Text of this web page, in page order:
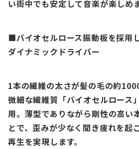
い街中でも安定して音楽が楽しめま
■バイオセルロース振動板を採用
ダイナミックドライバー
1本の繊維の太さが髪の毛の約
微細な繊維質「バイオセルロース
用。薄型でありながら剛性の高い
とで、歪みが少なく聞き疲れを起
再生を実現します。